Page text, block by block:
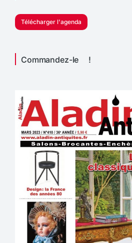
Télécharger l'agenda
Commandez-le !